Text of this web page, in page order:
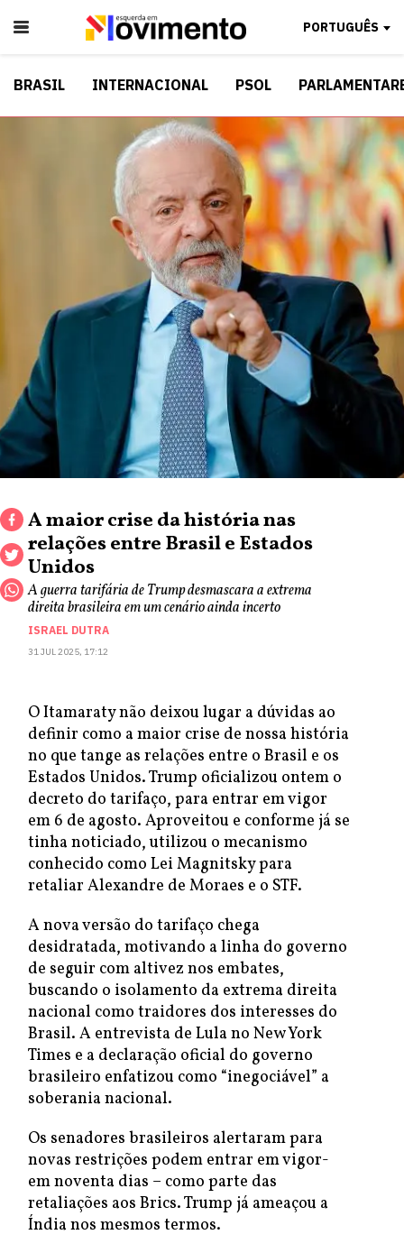
PORTUGUÊS
BRASIL INTERNACIONAL PSOL
A maior crise da história nas
relações entre Brasil e Estados
Unidos
A guerra tarifária de Trump desmascara a extrema
direita brasileira em um cenário ainda incerto
ISRAEL DUTRA
31 JUL 2025, 17:12
O Itamaraty não deixou lugar a dúvidas ao
definir como a maior crise de nossa história
no que tange as relações entre o Brasil e os
Estados Unidos. Trump oficializou ontem o
decreto do tarifaço, para entrar em vigor
em 6 de agosto. Aproveitou e conforme já se
tinha noticiado, utilizou o mecanismo
conhecido como Lei Magnitsky para
retaliar Alexandre de Moraes e o STF.
A nova versão do tarifaço chega
desidratada, motivando a linha do governo
de seguir com altivez nos embates,
buscando o isolamento da extrema direita
nacional como traidores dos interesses do
Brasil. A entrevista de Lula no New York
Times e a declaração oficial do governo
brasileiro enfatizou como “inegociável” a
soberania nacional.
Os senadores brasileiros alertaram para
novas restrições podem entrar em vigor-
em noventa dias – como parte das
retaliações aos Brics. Trump já ameaçou a
Índia nos mesmos termos.